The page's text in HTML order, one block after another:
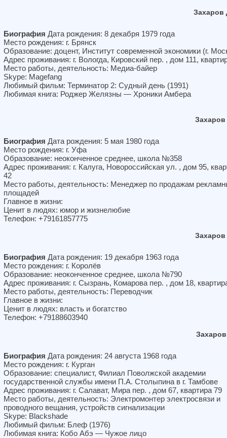
Захаров
Биография Дата рождения: 8 декабря 1979 года
Место рождения: г. Брянск
Образование: доцент, Институт современной экономики (г.
Адрес проживания: г. Вологда, Кировский пер. , дом 111,
Место работы, деятельность: Медиа-байер
Skype: Magefang
Любимый фильм: Терминатор 2: Судный день (1991)
Любимая книга: Роджер Желязны — Хроники Амбера
Биография Дата рождения: 5 мая 1980 года
Место рождения: г. Уфа
Образование: неоконченное среднее, школа №358
Адрес проживания: г. Калуга, Новороссийская ул. , дом 95,
42
Место работы, деятельность: Менеджер по продажам
площадей
Главное в жизни:
Ценит в людях: юмор и жизнелюбие
Телефон: +79161857775
Биография Дата рождения: 19 декабря 1963 года
Место рождения: г. Королёв
Образование: неоконченное среднее, школа №790
Адрес проживания: г. Сызрань, Комарова пер. , дом 18,
Место работы, деятельность: Переводчик
Главное в жизни:
Ценит в людях: власть и богатство
Телефон: +79188603940
Биография Дата рождения: 24 августа 1968 года
Место рождения: г. Курган
Образование: специалист, Филиал Поволжской академии
государственной службы имени П.А. Столыпина в г. Тамбове
Адрес проживания: г. Салават, Мира пер. , дом 67, квартира 79
Место работы, деятельность: Электромонтер электросвязи и
проводного вещания, устройств сигнализации
Skype: Blackshade
Любимый фильм: Блеф (1976)
Любимая книга: Кобо Абэ — Чужое лицо